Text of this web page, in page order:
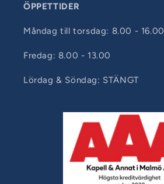
ÖPPETTIDER
Måndag till torsdag: 8.00 - 16.00
Fredag: 8.00 - 13.00
Lördag & Söndag: STÄNGT